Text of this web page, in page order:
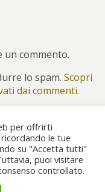
un commento.
lo spam. Scopri
dai commenti.
Desktop
per offrirti
le tue
su "Accetta tutti"
puoi visitare
controllato.